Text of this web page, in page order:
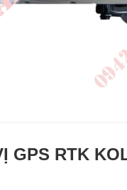
GPS RTK